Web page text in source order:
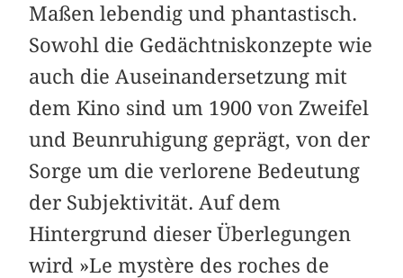
Maßen lebendig und phantastisch.
Sowohl die Gedächtniskonzepte wie
auch die Auseinandersetzung mit
dem Kino sind um 1900 von Zweifel
und Beunruhigung geprägt, von der
Sorge um die verlorene Bedeutung
der Subjektivität. Auf dem
Hintergrund dieser Überlegungen
wird »Le mystère des roches de